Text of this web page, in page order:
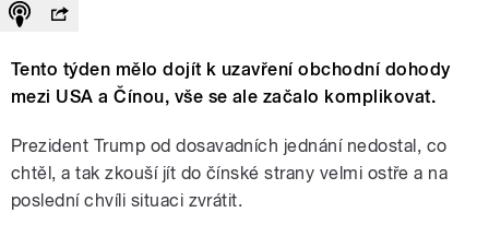
Tento týden mělo dojít k uzavření obchodní dohody
mezi USA a Čínou, vše se ale začalo komplikovat.
Prezident Trump od dosavadních jednání nedostal, co
chtěl, a tak zkouší jít do čínské strany velmi ostře a na
poslední chvíli situaci zvrátit.